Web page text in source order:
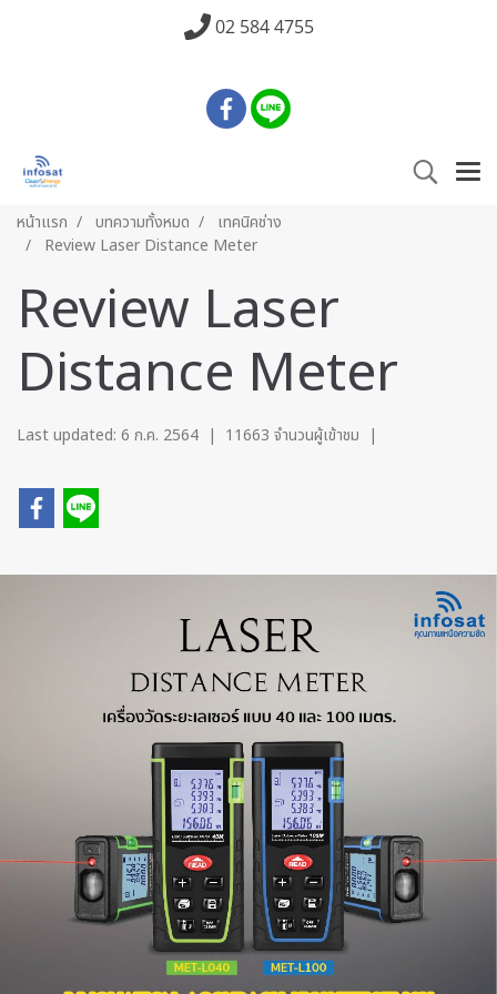
02 584 4755
หน้าแรก บทความทั้งหมด
เทคนิคช่าง
Review Laser Distance Meter
Review Laser
Distance Meter
Last updated: 6 ก.ค. 2564 | 11663 จำนวนผู้เข้าชม |